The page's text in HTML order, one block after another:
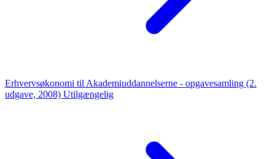
Erhvervsøkonomi til Akademiuddannelserne - opgavesamling (2.
udgave, 2008) Utilgængelig